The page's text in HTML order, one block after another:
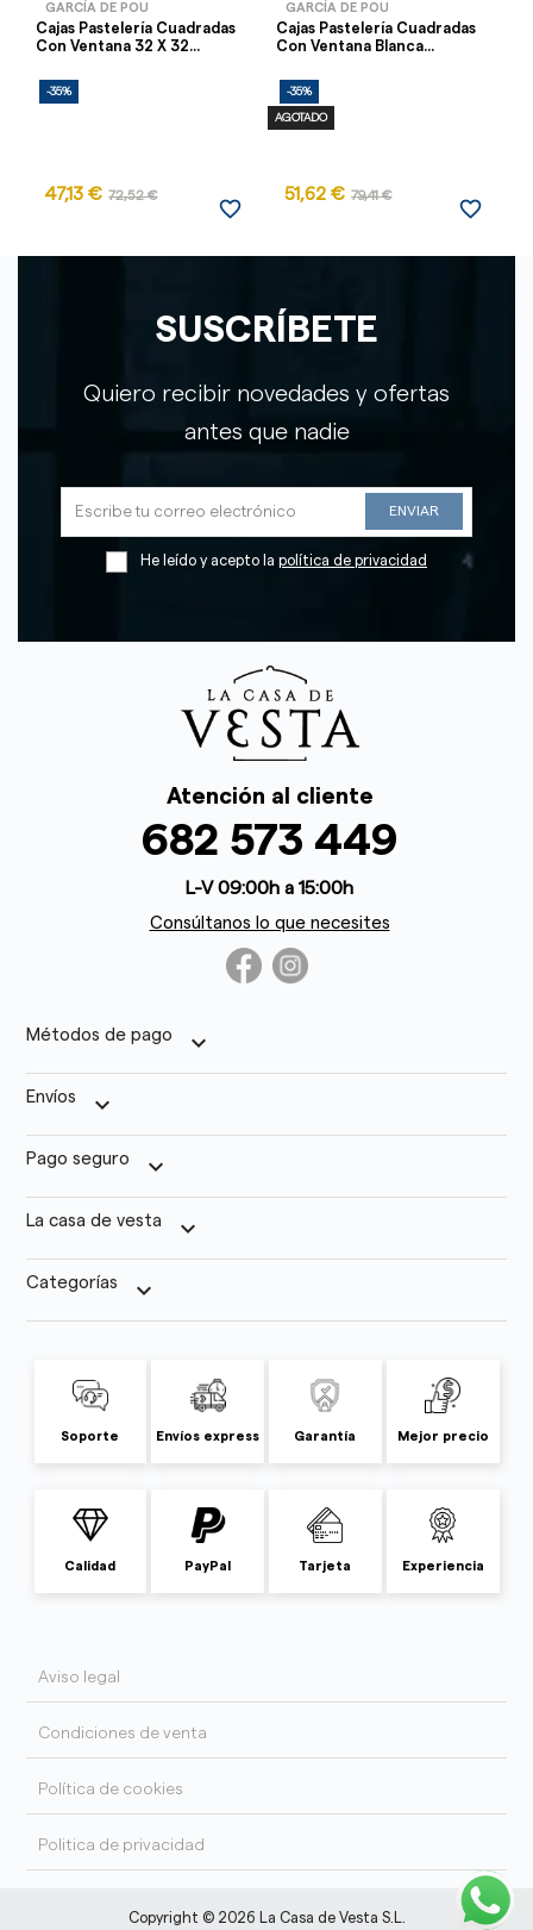
GARCÍA DE POU
Cajas Pastelería Cuadradas
Con Ventana 32 X 32...
-35%
47,13 € 72,52 €
favorite_border
GARCÍA DE POU
Cajas Pastelería Cuadradas
Con Ventana Blanca...
-35%
AGOTADO
51,62 € 79,41 €
favorite_border
SUSCRÍBETE
Quiero recibir novedades y ofertas
antes que nadie
He leído y acepto la política de privacidad
Atención al cliente
682 573 449
L-V 09:00h a 15:00h
Consúltanos lo que necesites
Métodos de pago keyboard_arrow_down
Envíos keyboard_arrow_down
Pago seguro keyboard_arrow_down
La casa de vesta keyboard_arrow_down
Categorías keyboard_arrow_down
Soporte Envíos express Garantía Mejor precio
Calidad PayPal Tarjeta Experiencia
Aviso legal
Condiciones de venta
Política de cookies
Politica de privacidad
Copyright © 2026 La Casa de Vesta S.L.